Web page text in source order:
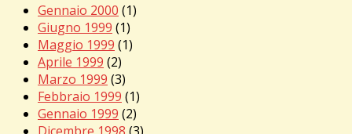
Gennaio 2000 (1)
Giugno 1999 (1)
Maggio 1999 (1)
Aprile 1999 (2)
Marzo 1999 (3)
Febbraio 1999 (1)
Gennaio 1999 (2)